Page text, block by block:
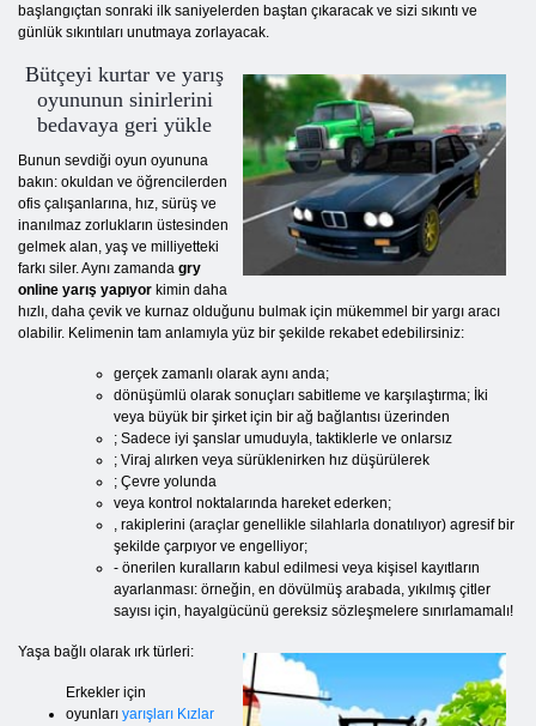
başlangıçtan sonraki ilk saniyelerden baştan çıkaracak ve sizi sıkıntı ve
günlük sıkıntıları unutmaya zorlayacak.
Bütçeyi kurtar ve yarış
oyununun sinirlerini
bedavaya geri yükle
Bunun sevdiği oyun oyununa
bakın: okuldan ve öğrencilerden
ofis çalışanlarına, hız, sürüş ve
inanılmaz zorlukların üstesinden
gelmek alan, yaş ve milliyetteki
farkı siler. Aynı zamanda gry
online yarış yapıyor kimin daha
hızlı, daha çevik ve kurnaz olduğunu bulmak için mükemmel bir yargı aracı
olabilir. Kelimenin tam anlamıyla yüz bir şekilde rekabet edebilirsiniz:
gerçek zamanlı olarak aynı anda;
dönüşümlü olarak sonuçları sabitleme ve karşılaştırma; İki
veya büyük bir şirket için bir ağ bağlantısı üzerinden
; Sadece iyi şanslar umuduyla, taktiklerle ve onlarsız
; Viraj alırken veya sürüklenirken hız düşürülerek
; Çevre yolunda
veya kontrol noktalarında hareket ederken;
, rakiplerini (araçlar genellikle silahlarla donatılıyor) agresif bir
şekilde çarpıyor ve engelliyor;
- önerilen kuralların kabul edilmesi veya kişisel kayıtların
ayarlanması: örneğin, en dövülmüş arabada, yıkılmış çitler
sayısı için, hayalgücünü gereksiz sözleşmelere sınırlamamalı!
Yaşa bağlı olarak ırk türleri:
Erkekler için
oyunları yarışları Kızlar